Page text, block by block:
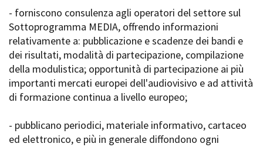
Piemonte Film Tv
Development Fund
Piemonte Doc Film Fund
Short Film Fund
PRODUCTION GUIDE
Società di produzione
Strutture di servizio
Attrici-Attori
Beginners
Toronto International Film
Festival
Festa del Cinema di Roma
Torino Film Festival
David di Donatello
Nastri d’Argento
Premio Solinas
STRUMENTI
Location - Accedi al tuo
profilo
- forniscono consulenza agli operatori del settore sul
Sottoprogramma MEDIA, offrendo informazioni
relativamente a: pubblicazione e scadenze dei bandi e
dei risultati, modalità di partecipazione, compilazione
della modulistica; opportunità di partecipazione ai più
importanti mercati europei dell'audiovisivo e ad attività
di formazione continua a livello europeo;
- pubblicano periodici, materiale informativo, cartaceo
ed elettronico, e più in generale diffondono ogni